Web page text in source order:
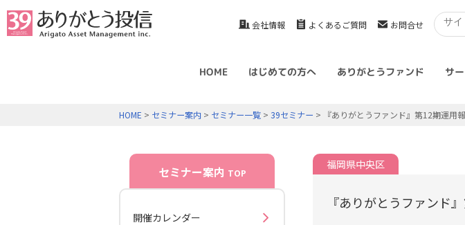
会社情報 よくあるご質問 お問合せ
HOME はじめての方へ ありがとうファンド サ
HOME > セミナー案内 > セミナー一覧 > 39セミナー > 『ありがとうファンド』第12期運用
福岡県中央区
『ありがとうファンド
セミナー案内 TOP
開催カレンダー